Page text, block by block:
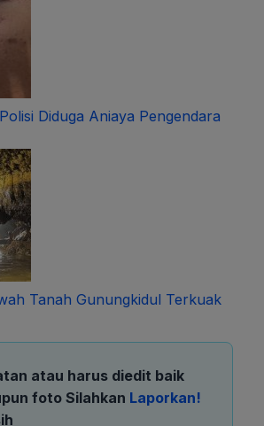
Diduga Aniaya Pengendara
Tanah Gunungkidul Terkuak
atau harus diedit baik
foto Silahkan Laporkan!